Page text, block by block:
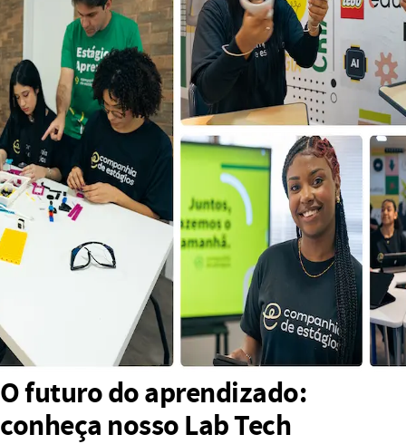
O futuro do aprendizado:
conheça nosso Lab Tech